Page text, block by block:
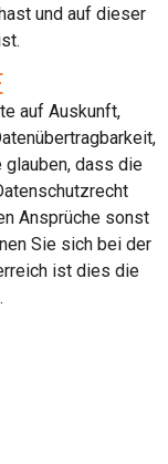
und auf dieser
auf Auskunft,
glauben, dass die
Ansprüche sonst
Sie sich bei der
ist dies die